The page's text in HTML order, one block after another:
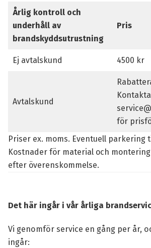
Årlig kontroll och
underhåll av
brandskyddsutrustning
Pris
Ej avtalskund 4500 kr
Avtalskund
Kontakta
för
Priser ex. moms. Eventuell parkering
Kostnader för material och
efter överenskommelse.
Det här ingår i vår årliga
Vi genomför service en gång per år,
ingår: